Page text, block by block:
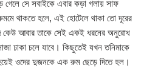
গেলে সে সবাইকে এবার কড়া গলায় সাফ
থাকতে হলে, এই হোটেলে থাকা তো দূরের
কেউ আবার তাকে সেই একই ধরনের অনুরোধ
ঢাকা চলে যাবে। কিছুতেই যখন তনিমাকে
ওদের দুজনকে এক রুম ছেড়ে দিতে হল।